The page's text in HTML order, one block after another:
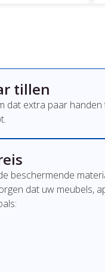
tillen
dat extra paar
beschermende
dat uw meubels,